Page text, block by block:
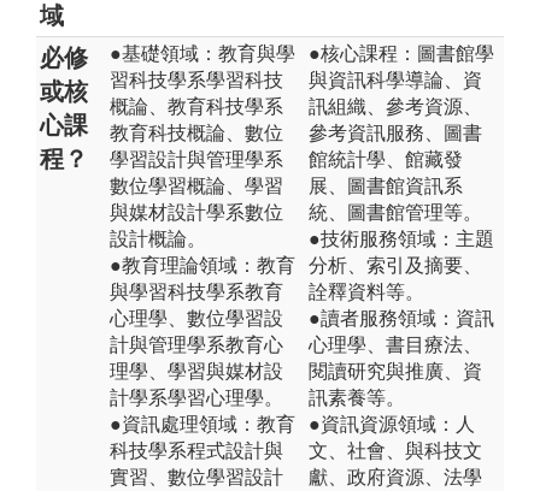
域
必修
或核
心課
程？
●基礎領域：教育與學
習科技學系學習科技
概論、教育科技學系
教育科技概論、數位
學習設計與管理學系
數位學習概論、學習
與媒材設計學系數位
設計概論。
●教育理論領域：教育
與學習科技學系教育
心理學、數位學習設
計與管理學系教育心
理學、學習與媒材設
計學系學習心理學。
●資訊處理領域：教育
科技學系程式設計與
實習、數位學習設計
●核心課程：圖書館學
與資訊科學導論、資
訊組織、參考資源、
參考資訊服務、圖書
館統計學、館藏發
展、圖書館資訊系
統、圖書館管理等。
●技術服務領域：主題
分析、索引及摘要、
詮釋資料等。
●讀者服務領域：資訊
心理學、書目療法、
閱讀研究與推廣、資
訊素養等。
●資訊資源領域：人
文、社會、與科技文
獻、政府資源、法學